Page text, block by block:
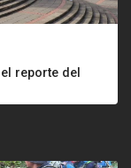
reporte del